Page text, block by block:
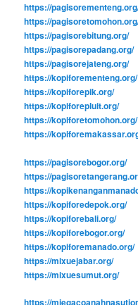
https://
https://
https://pagisorebitung.org/
https://pagisorepadang.org/
https://pagisorejateng.org/
https://kopiforementeng.org/
https://kopiforepik.org/
https://kopiforepluit.org/
https://kopiforetomohon.org/
https://
https://pagisorebogor.org/
https://
https://
https://kopiforedepok.org/
https://kopiforebali.org/
https://kopiforebogor.org/
https://kopiforemanado.org/
https://mixuejabar.org/
https://mixuesumut.org/